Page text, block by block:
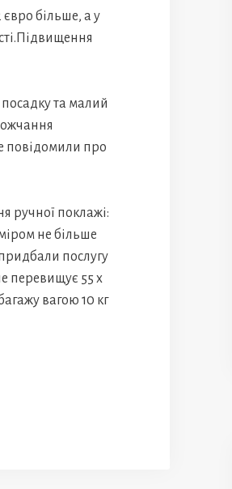
більше, а у
та малий
повідомили про
ручної поклажі:
не більше
послугу
перевищує 55 x
вагою 10 кг